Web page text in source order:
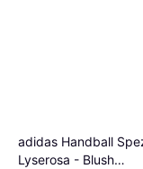
adidas Handball
Lyserosa - Blush